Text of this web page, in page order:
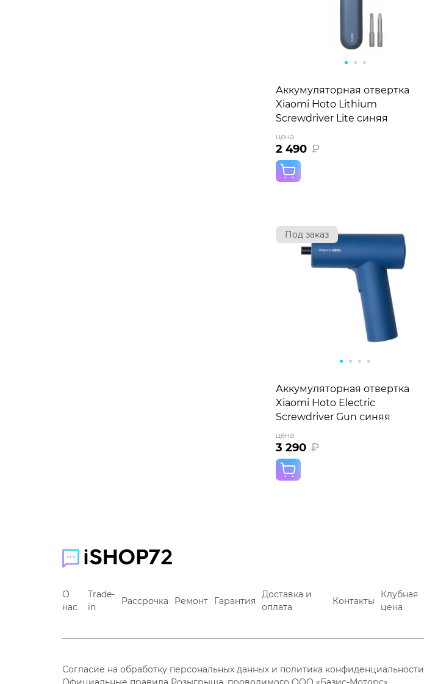
Аккумуляторная отвертка
Xiaomi Hoto Lithium
Screwdriver Lite синяя
цена
2 490 ₽
Под заказ
Аккумуляторная отвертка
Xiaomi Hoto Electric
Screwdriver Gun синяя
цена
3 290 ₽
О
нас
Trade-
in
Рассрочка Ремонт Гарантия
Доставка и
оплата
Контакты
Клубная
цена
Согласие на обработку персональных данных и политика конфиденциальности